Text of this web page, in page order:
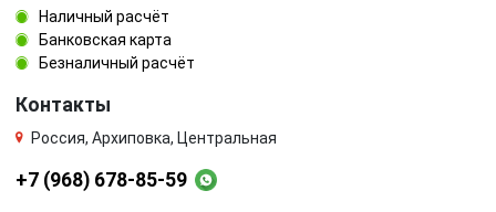
Наличный расчёт
Банковская карта
Безналичный расчёт
Контакты
Россия, Архиповка, Центральная
+7 (968) 678-85-59